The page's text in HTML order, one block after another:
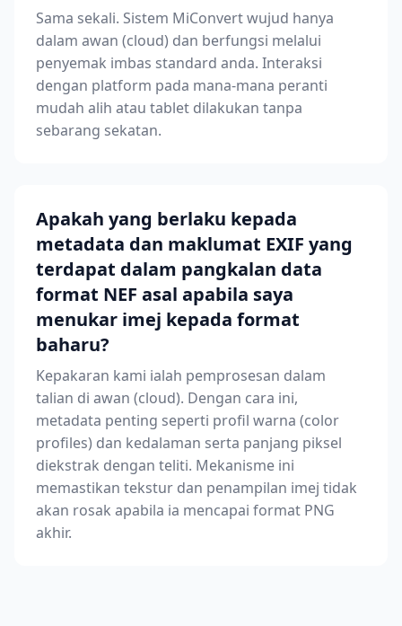
Sama sekali. Sistem MiConvert wujud hanya
dalam awan (cloud) dan berfungsi melalui
penyemak imbas standard anda. Interaksi
dengan platform pada mana-mana peranti
mudah alih atau tablet dilakukan tanpa
sebarang sekatan.
Apakah yang berlaku kepada
metadata dan maklumat EXIF yang
terdapat dalam pangkalan data
format NEF asal apabila saya
menukar imej kepada format
baharu?
Kepakaran kami ialah pemprosesan dalam
talian di awan (cloud). Dengan cara ini,
metadata penting seperti profil warna (color
profiles) dan kedalaman serta panjang piksel
diekstrak dengan teliti. Mekanisme ini
memastikan tekstur dan penampilan imej tidak
akan rosak apabila ia mencapai format PNG
akhir.